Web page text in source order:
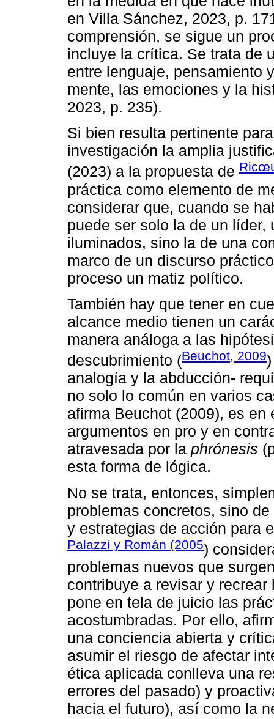
en Villa Sánchez, 2023, p.
comprensión, se sigue un
incluye la crítica. Se trata de
entre lenguaje, pensamiento
mente, las emociones y la
2023, p. 235).
Si bien resulta pertinente
investigación la amplia
(2023) a la propuesta de
práctica como elemento de
considerar que, cuando se
puede ser solo la de un líder,
iluminados, sino la de una
marco de un discurso
proceso un matiz político.
También hay que tener en
alcance medio tienen un
manera análoga a las
descubrimiento (Beuchot, 2009
analogía y la abducción-
no solo lo común en varios
afirma Beuchot (2009), es
argumentos en pro y en
atravesada por la phrónesis
esta forma de lógica.
No se trata, entonces,
problemas concretos, sino
y estrategias de acción para
Palazzi y Román (2005)
problemas nuevos que
contribuye a revisar y
pone en tela de juicio las
acostumbradas. Por ello,
una conciencia abierta y
asumir el riesgo de afectar
ética aplicada conlleva una
errores del pasado) y
hacia el futuro), así como la